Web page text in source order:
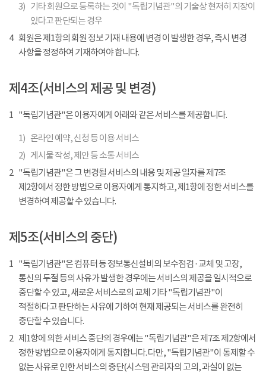
3) 기타 회원으로 등록하는 것이 "독립기념관"의 기술상 현저히 지장이
있다고 판단되는 경우
4
회원은 제1항의 회원 정보 기재 내용에 변경 이 발생한 경우, 즉시 변경
사항을 정정하여 기재하여야 합니다.
제4조(서비스의 제공 및 변경)
1 "독립기념관"은 이용자에게 아래와 같은 서비스를 제공합니다.
1) 온라인 예약, 신청 등 이용 서비스
2) 게시물 작성, 제안 등 소통 서비스
2 "독립기념관"은 그 변경될 서비스의 내용 및 제공 일자를 제7조
제2항에서 정한 방법으로 이용자에게 통지하고, 제1항에 정한 서비스를
변경하여 제공할 수 있습니다.
제5조(서비스의 중단)
1 "독립기념관"은 컴퓨터 등 정보통신설비의 보수점검 · 교체 및 고장,
통신의 두절 등의 사유가 발생한 경우에는 서비스의 제공을 일시적으로
중단할 수 있고, 새로운 서비스로의 교체 기타 "독립기념관"이
적절하다고 판단하는 사유에 기하여 현재 제공되는 서비스를 완전히
중단할 수 있습니다.
2 제1항에 의한 서비스 중단의 경우에는 "독립기념관"은 제7조 제2항에서
정한 방법으로 이용자에게 통지합니다. 다만, "독립기념관"이 통제할 수
없는 사유로 인한 서비스의 중단(시스템 관리자의 고의, 과실이 없는